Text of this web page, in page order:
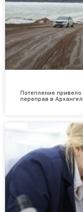
Потепление
переправ в